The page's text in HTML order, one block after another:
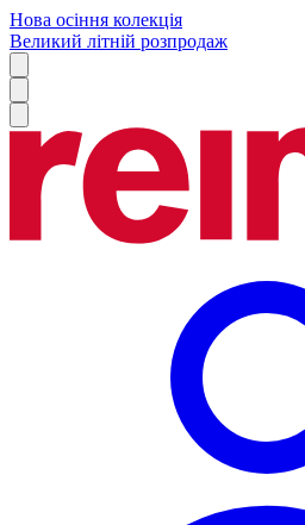
Нова осіння колекція
Великий літній розпродаж